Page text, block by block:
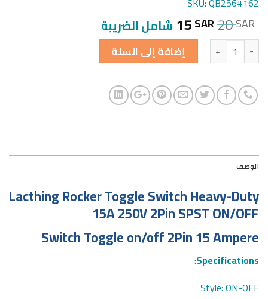
20SAR
15SAR شامل الضريبة
الكمية إضافة إلى السلة
الوصف
Lacthing Rocker Toggle Switch Heavy-Duty
15A 250V 2Pin SPST ON/OFF
Switch Toggle on/off 2Pin 15 Ampere
Specifications
:
Style: ON-OFF